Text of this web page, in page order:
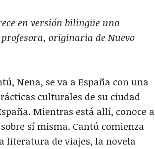
en versión bilingüe una
originaria de Nuevo
Nena, se va a España con una
culturales de su ciudad
Mientras está allí, conoce a
sí misma. Cantú comienza
literatura de viajes, la novela